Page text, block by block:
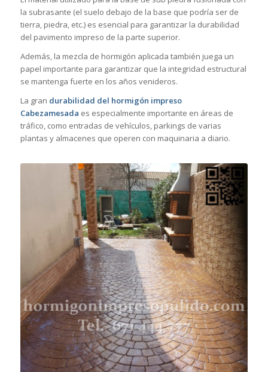
la subrasante (el suelo debajo de la base que podría ser de
tierra, piedra, etc.) es esencial para garantizar la durabilidad
del pavimento impreso de la parte superior.
Además, la mezcla de hormigón aplicada también juega un
papel importante para garantizar que la integridad estructural
se mantenga fuerte en los años venideros.
La gran durabilidad del hormigón impreso
Cabezamesada es especialmente importante en áreas de
tráfico, como entradas de vehículos, parkings de varias
plantas y almacenes que operen con maquinaria a diario.